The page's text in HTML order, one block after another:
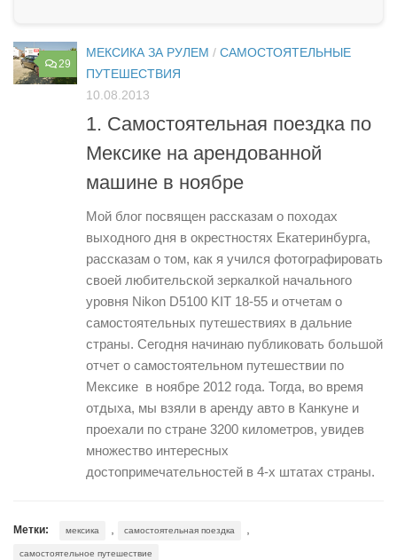
29
МЕКСИКА ЗА РУЛЕМ / САМОСТОЯТЕЛЬНЫЕ
ПУТЕШЕСТВИЯ
10.08.2013
1. Самостоятельная поездка по
Мексике на арендованной
машине в ноябре
Мой блог посвящен рассказам о походах
выходного дня в окрестностях Екатеринбурга,
рассказам о том, как я учился фотографировать
своей любительской зеркалкой начального
уровня Nikon D5100 KIT 18-55 и отчетам о
самостоятельных путешествиях в дальние
страны. Сегодня начинаю публиковать большой
отчет о самостоятельном путешествии по
Мексике в ноябре 2012 года. Тогда, во время
отдыха, мы взяли в аренду авто в Канкуне и
проехали по стране 3200 километров, увидев
множество интересных
достопримечательностей в 4-х штатах страны.
Метки: мексика , самостоятельная поездка ,
самостоятельное путешествие